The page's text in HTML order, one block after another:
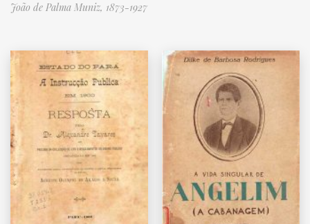
João de Palma Muniz, 1873-1927